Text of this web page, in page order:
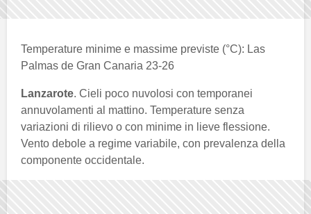
Temperature minime e massime previste (°C): Las
Palmas de Gran Canaria 23-26
Lanzarote. Cieli poco nuvolosi con temporanei
annuvolamenti al mattino. Temperature senza
variazioni di rilievo o con minime in lieve flessione.
Vento debole a regime variabile, con prevalenza della
componente occidentale.